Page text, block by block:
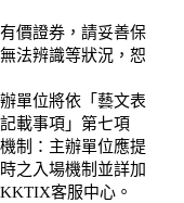
價證券，請妥善保
法辨識等狀況，恕
單位將依「藝文表
載事項」第七項
制：主辦單位應提
之入場機制並詳加
客服中心。